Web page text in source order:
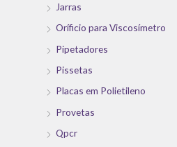
Jarras
Oríficio para Viscosímetro
Pipetadores
Pissetas
Placas em Polietileno
Provetas
Qpcr